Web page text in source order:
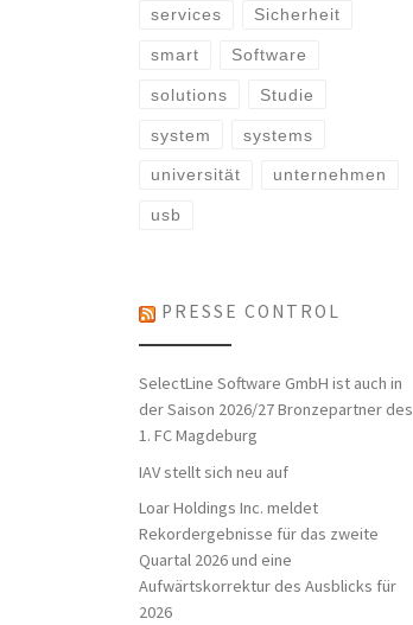
services Sicherheit
smart Software
solutions Studie
system systems
universität unternehmen
usb
PRESSE CONTROL
SelectLine Software GmbH ist auch in
der Saison 2026/27 Bronzepartner des
1. FC Magdeburg
IAV stellt sich neu auf
Loar Holdings Inc. meldet
Rekordergebnisse für das zweite
Quartal 2026 und eine
Aufwärtskorrektur des Ausblicks für
2026